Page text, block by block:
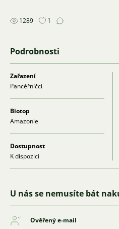
1289 1
Podrobnosti
Zařazení
Pancéřníčci
Biotop
Amazonie
Dostupnost
K dispozici
U nás se nemusíte bát
Ověřený e-mail